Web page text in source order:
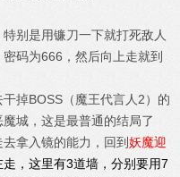
别是用镰刀一下就打死敌人
码为666，然后向上走就到
干掉BOSS（魔王代言人2）的
城，这是最普通的结局了
拿入镜的能力，回到 妖魔迎
走，这里有3道墙，分别要用7